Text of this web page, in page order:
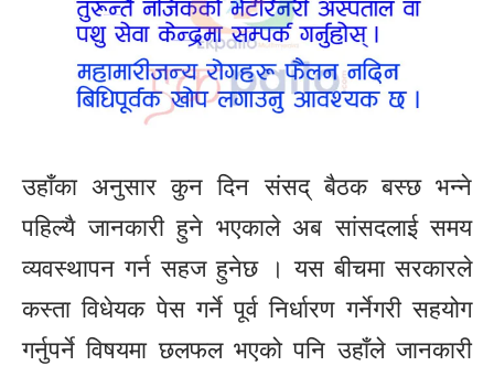
उहाँका अनुसार कुन दिन संसद् बैठक बस्छ भन्ने
पहिल्यै जानकारी हुने भएकाले अब सांसदलाई समय
व्यवस्थापन गर्न सहज हुनेछ । यस बीचमा सरकारले
कस्ता विधेयक पेस गर्ने पूर्व निर्धारण गर्नेगरी सहयोग
गर्नुपर्ने विषयमा छलफल भएको पनि उहाँले जानकारी